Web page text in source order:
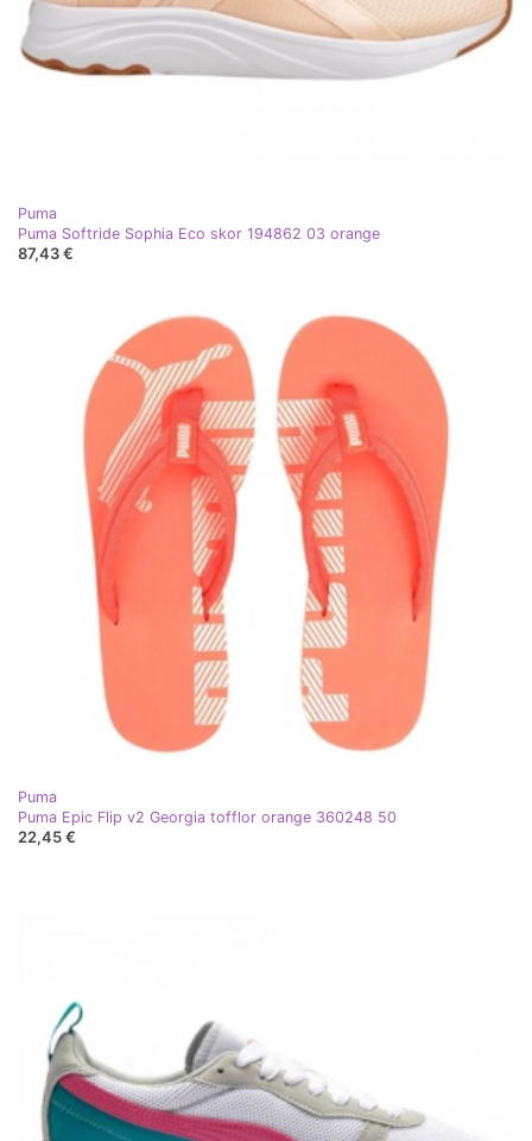
Puma
Puma Softride Sophia Eco skor 194862 03 orange
87,43 €
Puma
Puma Epic Flip v2 Georgia tofflor orange 360248 50
22,45 €